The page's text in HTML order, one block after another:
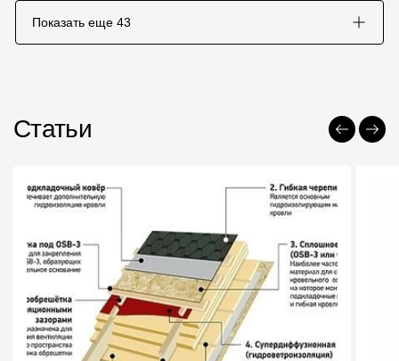
Показать еще 43
Статьи